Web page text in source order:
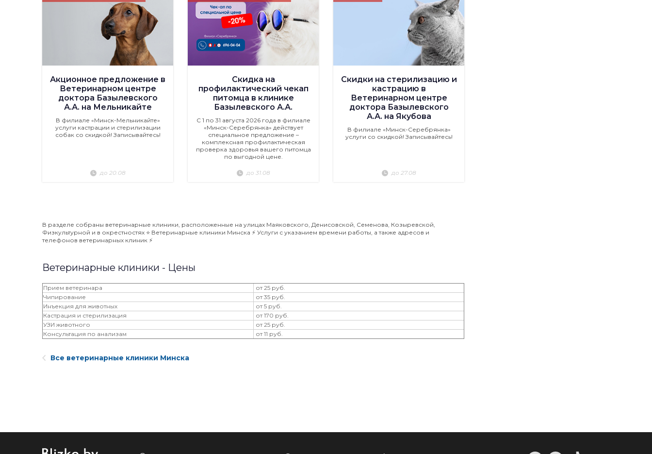
Акционное предложение в
Ветеринарном центре
доктора Базылевского
А.А. на Мельникайте
В филиале «Минск-Мельникайте»
услуги кастрации и стерилизации
собак со скидкой! Записывайтесь!
до 20.08
Скидка на
профилактический чекап
питомца в клинике
Базылевского А.А.
С 1 по 31 августа 2026 года в филиале
«Минск-Серебрянка» действует
специальное предложение –
комплексная профилактическая
проверка здоровья вашего питомца
по выгодной цене.
до 31.08
Скидки на стерилизацию и
кастрацию в
Ветеринарном центре
доктора Базылевского
А.А. на Якубова
В филиале «Минск-Серебрянка»
услуги со скидкой! Записывайтесь!
до 27.08
В разделе собраны ветеринарные клиники, расположенные на улицах Маяковского, Денисовской, Семенова, Козыревской,
Физкультурной и в окрестностях ⭐️ Ветеринарные клиники Минска ⚡️ Услуги с указанием времени работы, а также адресов и
телефонов ветеринарных клиник ⚡️
Ветеринарные клиники - Цены
Прием ветеринара
от 25 руб.
Чипирование
от 35 руб.
Инъекция для животных
от 5 руб.
Кастрация и стерилизация
от 170 руб.
‎УЗИ животного
от 25 руб.
Консультация по анализам
от 11 руб.
Все ветеринарные клиники Минска